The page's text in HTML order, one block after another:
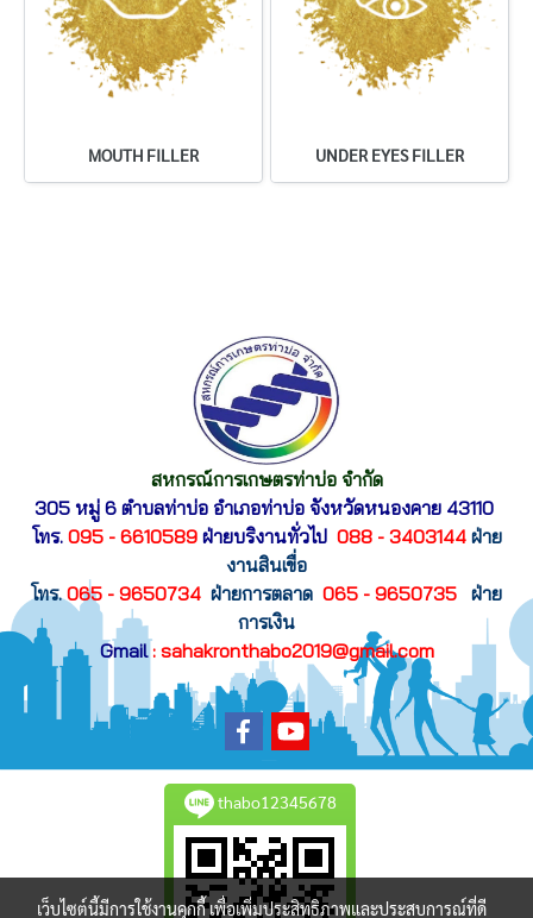
MOUTH FILLER UNDER EYES FILLER
สหกรณ์การเกษตรท่าบ่อ จำกัด
305 หมู่ 6 ตำบลท่าบ่อ อำเภอท่าบ่อ จังหวัดหนองคาย 43110
โทร. 095 - 6610589 ฝ่ายบริงานทั่วไป 088 - 3403144 ฝ่าย
งานสินเขื่อ
โทร.065 - 9650734 ฝ่ายการตลาด 065 - 9650735 ฝ่าย
การเงิน
Gmail: sahakronthabo2019@gmail.com
thabo12345678
เว็บไซต์นี้มีการใช้งานคุกกี้ เพื่อเพิ่มประสิทธิภาพและประสบการณ์ที่ดี